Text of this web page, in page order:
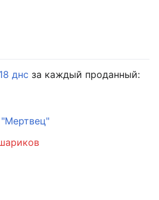
18 днс за каждый проданный: